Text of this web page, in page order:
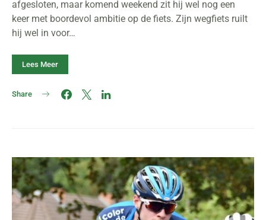
afgesloten, maar komend weekend zit hij wel nog een
keer met boordevol ambitie op de fiets. Zijn wegfiets ruilt
hij wel in voor…
Lees Meer
Share